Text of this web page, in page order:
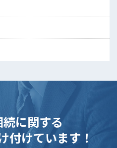
に関する
付けています！